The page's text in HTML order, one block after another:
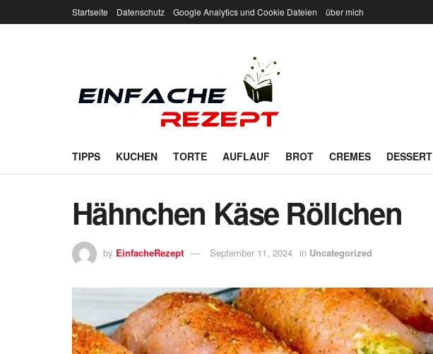
Startseite Datenschutz Google Analytics und Cookie Dateien über mich
TIPPS KUCHEN TORTE AUFLAUF BROT CREMES DESSERT
Hähnchen Käse Röllchen
by EinfacheRezept September 11, 2024 in Uncategorized